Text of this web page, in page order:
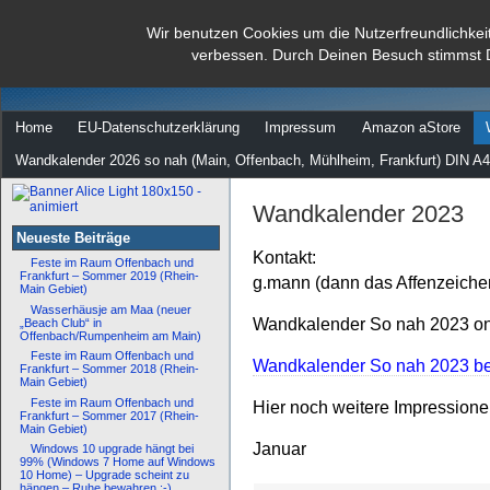
Wir benutzen Cookies um die
verbessen. Durch Deinen Besuch stimmst
dann rate mal
Home EU-Datenschutzerklärung Impressum Amazon aStore
Wandkalender 2026 so nah (Main, Offenbach, Mühlheim, Frankfurt) DIN
Neueste Beiträge
Feste im Raum Offenbach und
Frankfurt – Sommer 2019 (Rhein-
Main Gebiet)
Wasserhäusje am Maa (neuer
„Beach Club“ in
Offenbach/Rumpenheim am Main)
Feste im Raum Offenbach und
Frankfurt – Sommer 2018 (Rhein-
Main Gebiet)
Feste im Raum Offenbach und
Frankfurt – Sommer 2017 (Rhein-
Main Gebiet)
Windows 10 upgrade hängt bei
99% (Windows 7 Home auf Windows
10 Home) – Upgrade scheint zu
Wandkalender 2023
Kontakt:
g.mann (dann das
Wandkalender So nah 2023
Wandkalender So nah 2023
Hier noch weitere
Januar